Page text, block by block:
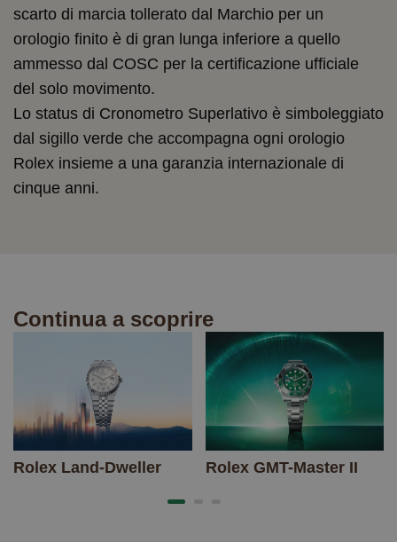
scarto di marcia tollerato dal Marchio per un
orologio finito è di gran lunga inferiore a quello
ammesso dal COSC per la certificazione ufficiale
del solo movimento.
Lo status di Cronometro Superlativo è simboleggiato
dal sigillo verde che accompagna ogni orologio
Rolex insieme a una garanzia internazionale di
cinque anni.
Continua a scoprire
Rolex Land-Dweller Rolex GMT-Master II